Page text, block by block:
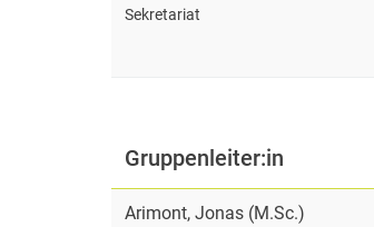
Sekretariat
Gruppenleiter:in
Arimont,Jonas (M.Sc.)